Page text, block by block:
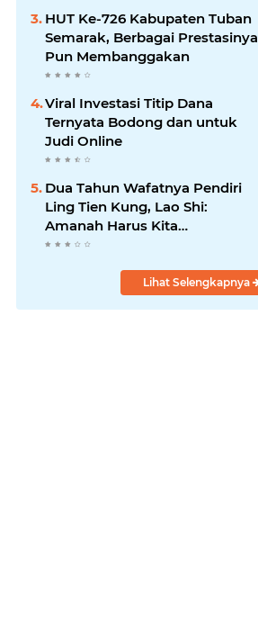
HUT Ke-726 Kabupaten Tuban
Semarak, Berbagai Prestasinya
Pun Membanggakan
Viral Investasi Titip Dana
Ternyata Bodong dan untuk
Judi Online
Dua Tahun Wafatnya Pendiri
Ling Tien Kung, Lao Shi:
Amanah Harus Kita
Laksanakan!
Lihat Selengkapnya